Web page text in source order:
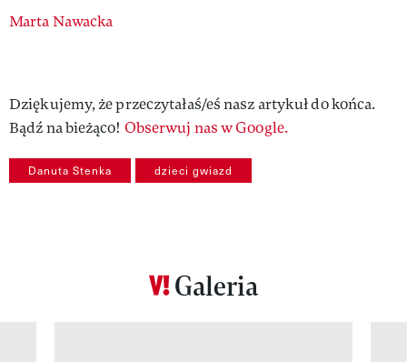
Authors
Marta Nawacka
Dziękujemy, że przeczytałaś/eś nasz artykuł do końca.
Bądź na bieżąco! Obserwuj nas w Google.
Danuta Stenka dzieci gwiazd
Galeria